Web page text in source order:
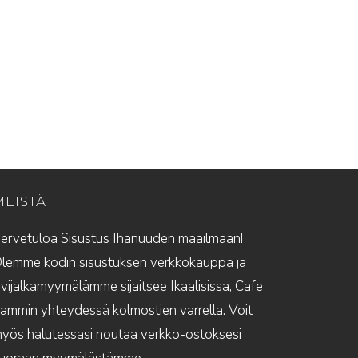
Sisustus Ihanuuden maailmaan!
kodin sisustuksen verkkokauppa ja
sijaitsee Ikaalisissa, Cafe
yhteydessä kolmostien varrella. Voit
halutessasi noutaa verkko-ostoksesi